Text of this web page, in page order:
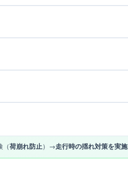
（荷崩れ防止）→走行時の揺れ対策を実施